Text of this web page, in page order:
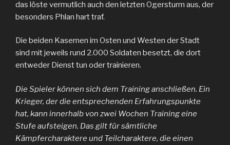
das löste vermutlich auch den letzten Ogersturm aus, der
besonders Phlan hart traf.
Die beiden Kasernen im Osten und Westen der Stadt
sind mit jeweils rund 2.000 Soldaten besetzt, die dort
entweder Dienst tun oder trainieren.
Die Spieler können sich dem Training anschließen. Ein
Krieger, der die entsprechenden Erfahrungspunkte
hat, kann innerhalb von zwei Wochen Training eine
Stufe aufsteigen. Das gilt für sämtliche
Kämpfercharaktere und Teilcharaktere, die einen